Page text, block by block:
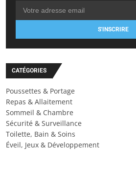
S'INSCRIRE
CATÉGORIES
Poussettes & Portage
Repas & Allaitement
Sommeil & Chambre
Sécurité & Surveillance
Toilette, Bain & Soins
Éveil, Jeux & Développement